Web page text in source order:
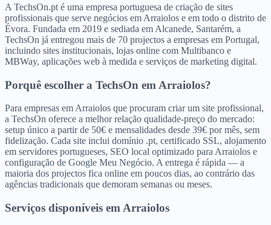
A TechsOn.pt é uma empresa portuguesa de criação de sites
profissionais que serve negócios em Arraiolos e em todo o distrito de
Évora. Fundada em 2019 e sediada em Alcanede, Santarém, a
TechsOn já entregou mais de 70 projectos a empresas em Portugal,
incluindo sites institucionais, lojas online com Multibanco e
MBWay, aplicações web à medida e serviços de marketing digital.
Porquê escolher a TechsOn em Arraiolos?
Para empresas em Arraiolos que procuram criar um site profissional,
a TechsOn oferece a melhor relação qualidade-preço do mercado:
setup único a partir de 50€ e mensalidades desde 39€ por mês, sem
fidelização. Cada site inclui domínio .pt, certificado SSL, alojamento
em servidores portugueses, SEO local optimizado para Arraiolos e
configuração de Google Meu Negócio. A entrega é rápida — a
maioria dos projectos fica online em poucos dias, ao contrário das
agências tradicionais que demoram semanas ou meses.
Serviços disponíveis em Arraiolos